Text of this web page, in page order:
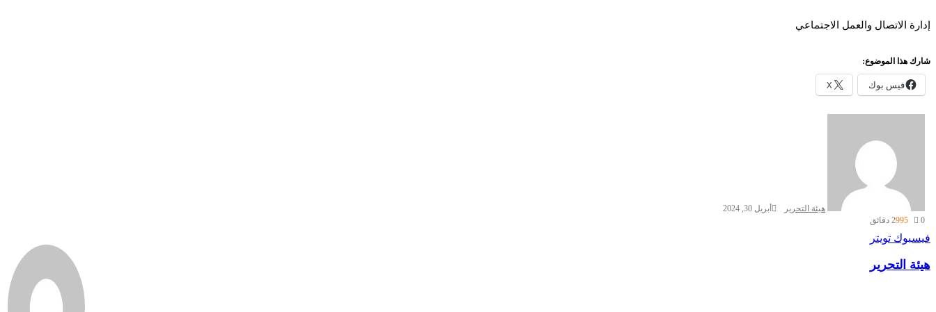
إدارة الاتصال والعمل الاجتماعي
شارك هذا الموضوع:
فيس بوك X
هيئة التحرير
أبريل 30, 2024
0
9952 دقائق
فيسبوك تويتر
هيئة التحرير